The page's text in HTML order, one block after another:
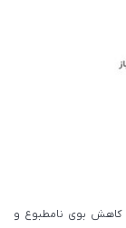
کاهش بوی نامطبوع و